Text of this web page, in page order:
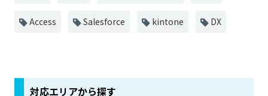
Access Salesforce kintone DX
対応エリアから探す